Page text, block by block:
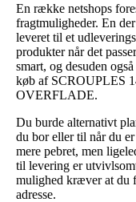
En række netshops
fragtmuligheder. En
leveret til et
produkter når det
smart, og desuden
køb af SCROUPLES
OVERFLADE.
Du burde alternativt
du bor eller til når du
mere pebret, men
til levering er
mulighed kræver at du
adresse.